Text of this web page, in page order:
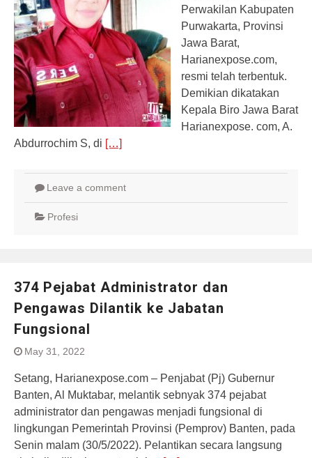
Perwakilan Kabupaten
Purwakarta, Provinsi
Jawa Barat,
Harianexpose.com,
resmi telah terbentuk.
Demikian dikatakan
Kepala Biro Jawa Barat
Harianexpose. com, A.
Abdurrochim S, di […]
Leave a comment
Profesi
374 Pejabat Administrator dan
Pengawas Dilantik ke Jabatan
Fungsional
May 31, 2022
Setang, Harianexpose.com – Penjabat (Pj) Gubernur
Banten, Al Muktabar, melantik sebnyak 374 pejabat
administrator dan pengawas menjadi fungsional di
lingkungan Pemerintah Provinsi (Pemprov) Banten, pada
Senin malam (30/5/2022). Pelantikan secara langsung